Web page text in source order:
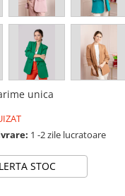
unica
1 -2 zile lucratoare
STOC